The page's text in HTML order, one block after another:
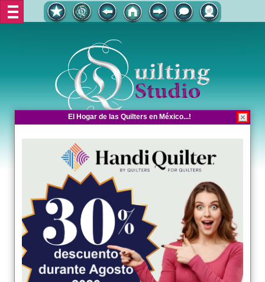
El Hogar de las Quilters en México
El Hogar de las Quilters en México...!